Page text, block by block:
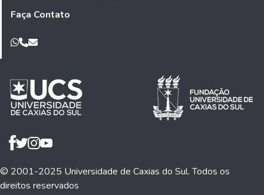
Faça Contato
© 2001-2025 Universidade de Caxias do Sul. Todos os
direitos reservados